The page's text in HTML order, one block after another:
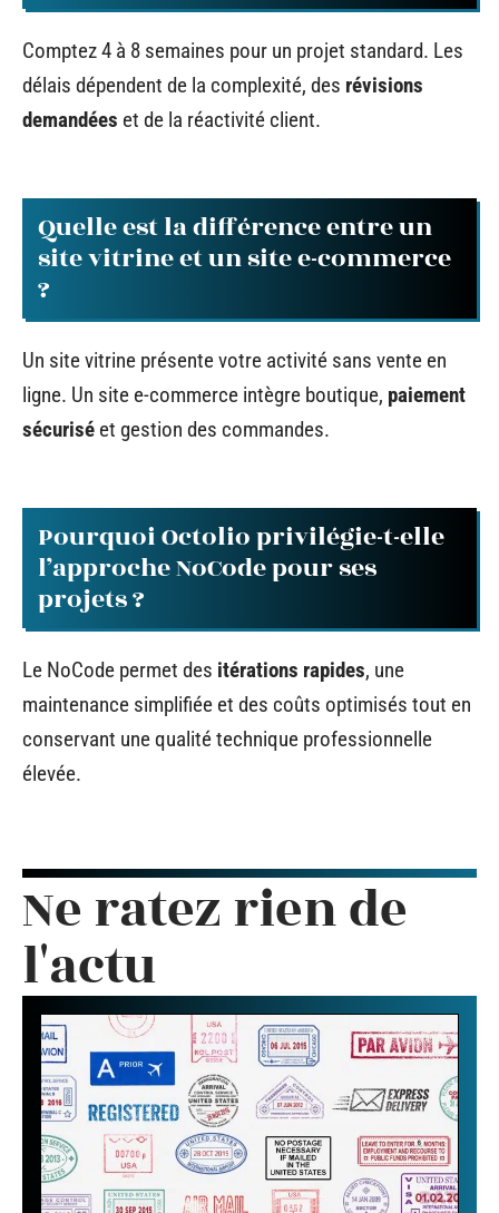
Comptez 4 à 8 semaines pour un projet standard. Les
délais dépendent de la complexité, des révisions
demandées et de la réactivité client.
Quelle est la différence entre un
site vitrine et un site e-commerce
?
Un site vitrine présente votre activité sans vente en
ligne. Un site e-commerce intègre boutique, paiement
sécurisé et gestion des commandes.
Pourquoi Octolio privilégie-t-elle
l’approche NoCode pour ses
projets ?
Le NoCode permet des itérations rapides, une
maintenance simplifiée et des coûts optimisés tout en
conservant une qualité technique professionnelle
élevée.
Ne ratez rien de
l'actu